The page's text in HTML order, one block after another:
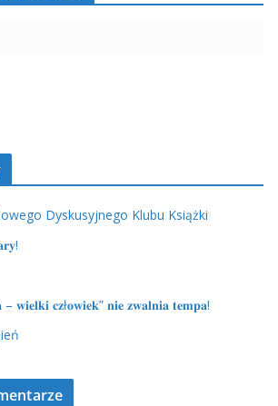
Dyskusyjnego Klubu Książki
𝐰𝐢𝐞𝐥𝐤𝐢 𝐜𝐳ł𝐨𝐰𝐢𝐞𝐤” 𝐧𝐢𝐞 𝐳𝐰𝐚𝐥𝐧𝐢𝐚 𝐭𝐞𝐦𝐩𝐚!